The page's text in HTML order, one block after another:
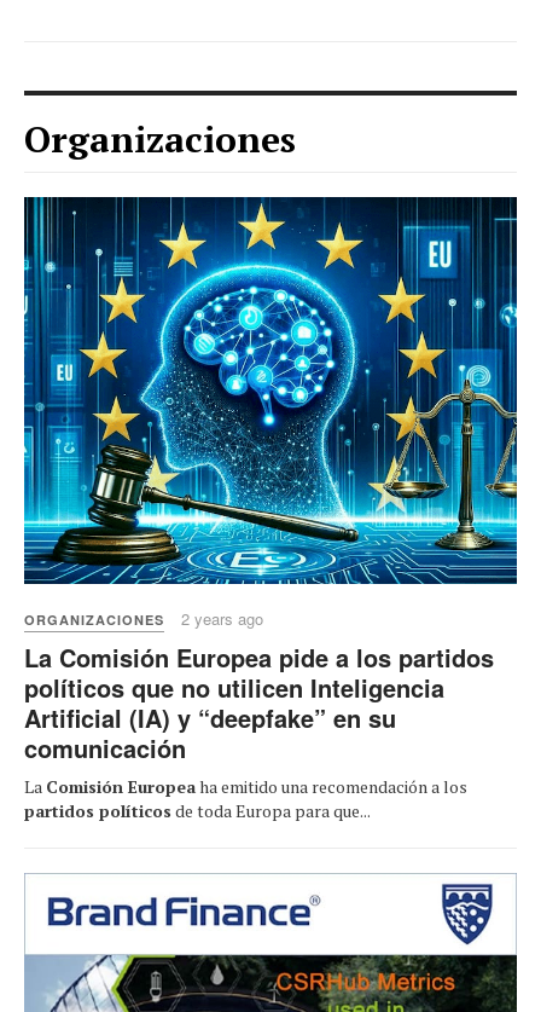
Organizaciones
ORGANIZACIONES 2 years ago
La Comisión Europea pide a los partidos
políticos que no utilicen Inteligencia
Artificial (IA) y “deepfake” en su
comunicación
La Comisión Europeaha emitido una recomendación a los
partidos políticos de toda Europa para que...